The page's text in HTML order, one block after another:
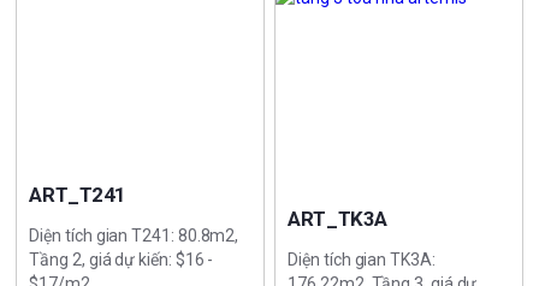
ART_T241
Diện tích gian T241: 80.8m2,
Tầng 2, giá dự kiến: $16 -
ART_TK3A
Diện tích gian TK3A: